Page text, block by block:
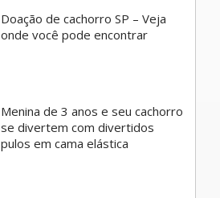
Doação de cachorro SP – Veja
onde você pode encontrar
Menina de 3 anos e seu cachorro
se divertem com divertidos
pulos em cama elástica